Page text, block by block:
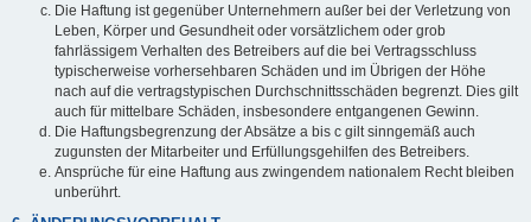
Die Haftung ist gegenüber Unternehmern außer bei der Verletzung von
Leben, Körper und Gesundheit oder vorsätzlichem oder grob
fahrlässigem Verhalten des Betreibers auf die bei Vertragsschluss
typischerweise vorhersehbaren Schäden und im Übrigen der Höhe
nach auf die vertragstypischen Durchschnittsschäden begrenzt. Dies gilt
auch für mittelbare Schäden, insbesondere entgangenen Gewinn.
Die Haftungsbegrenzung der Absätze a bis c gilt sinngemäß auch
zugunsten der Mitarbeiter und Erfüllungsgehilfen des Betreibers.
Ansprüche für eine Haftung aus zwingendem nationalem Recht bleiben
unberührt.